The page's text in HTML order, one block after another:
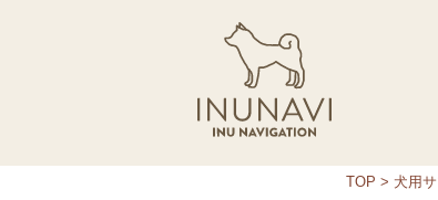
TOP > 犬用